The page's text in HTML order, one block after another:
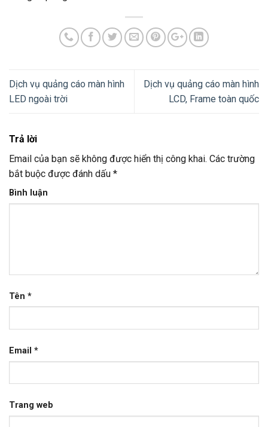
Dịch vụ quảng cáo màn hình
LED ngoài trời
Dịch vụ quảng cáo màn hình
LCD, Frame toàn quốc
Trả lời
Email của bạn sẽ không được hiển thị công khai. Các trường
bắt buộc được đánh dấu *
Bình luận
Tên *
Email *
Trang web